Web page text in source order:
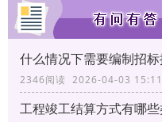
什么情况下需要编制招标
2346阅读 2026-04-03
工程竣工结算方式有哪些